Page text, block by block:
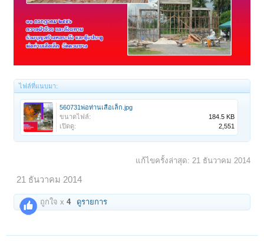
ไฟล์ที่แนบมา:
560731พ่อท่านเสือเล็ก.jpg
ขนาดไฟล์:
184.5 KB
เปิดดู:
2,551
แก้ไขครั้งล่าสุด: 21 ธันวาคม 2014
21 ธันวาคม 2014
ถูกใจ x4 ดูรายการ